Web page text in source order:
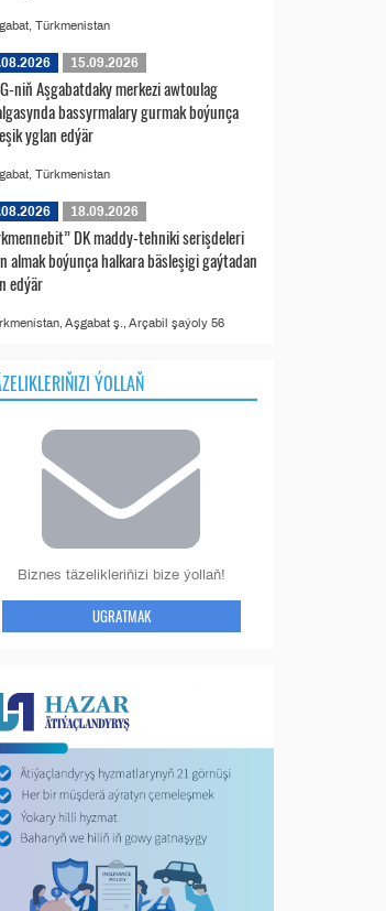
Türkmenistan
15.09.2026
niň Aşgabatdaky merkezi awtoulag
bassyrmalary gurmak boýunça
yglan edýär
Türkmenistan
18.09.2026
DK maddy-tehniki serişdeleri
almak boýunça halkara bäsleşigi gaýtadan
edýär
Aşgabat ş., Arçabil şaýoly 56
ÝOLLAŇ
Biznes täzelikleriňizi bize ýollaň!
UGRATMAK